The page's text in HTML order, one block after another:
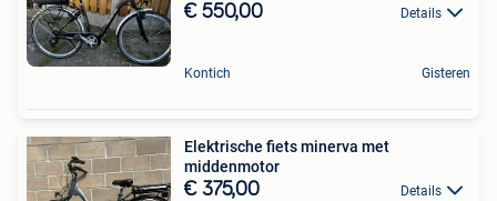
€ 550,00 Details
Kontich Gisteren
Elektrische fiets minerva met
middenmotor
€ 375,00 Details